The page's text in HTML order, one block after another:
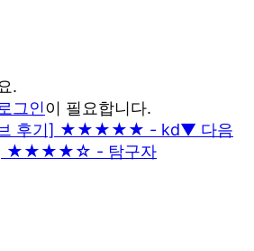
.
로그인이 필요합니다.
브 후기] ★★★★★ - kd▼ 다음
] ★★★★☆ - 탐구자